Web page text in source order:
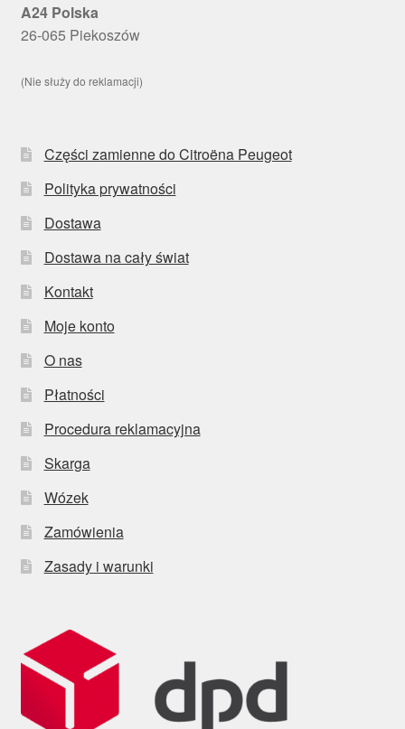
A24 Polska
26-065 Piekoszów
(Nie służy do reklamacji)
Części zamienne do Citroëna Peugeot
Polityka prywatności
Dostawa
Dostawa na cały świat
Kontakt
Moje konto
O nas
Płatności
Procedura reklamacyjna
Skarga
Wózek
Zamówienia
Zasady i warunki